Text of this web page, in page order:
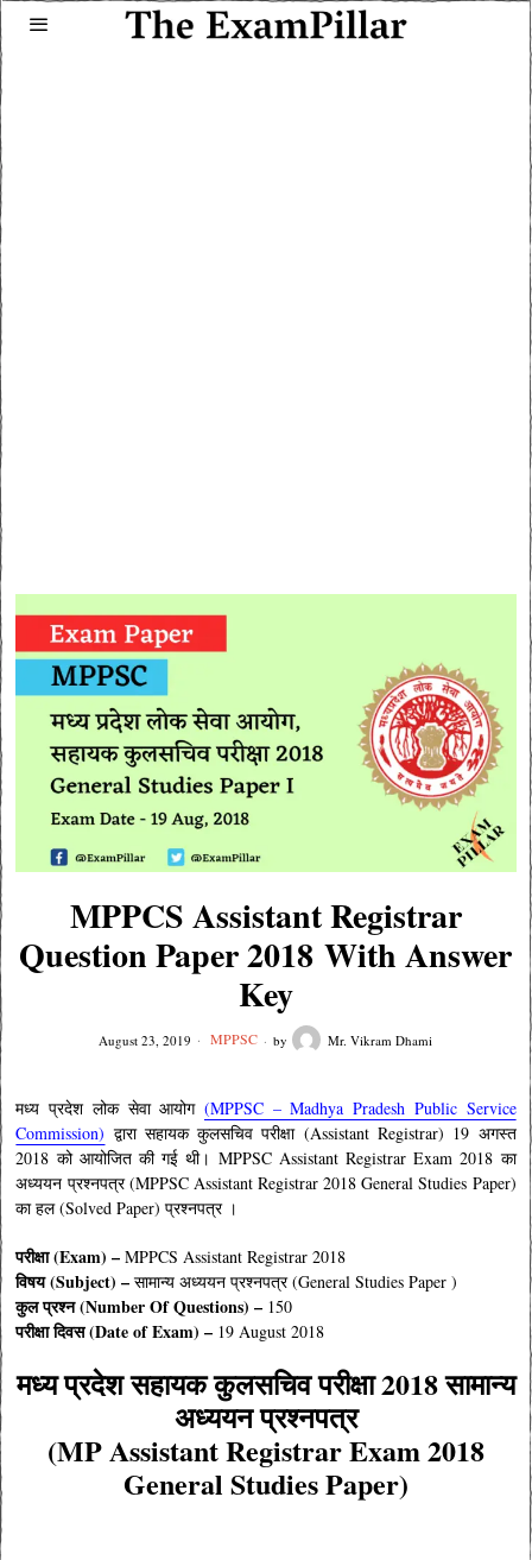
MPPCS Assistant Registrar
Question Paper 2018 With Answer
Key
August 23, 2019 MPPSC by Mr. Vikram Dhami
मध्य प्रदेश लोक सेवा आयोग (MPPSC – Madhya Pradesh Public Service
Commission) द्वारा सहायक कुलसचिव परीक्षा (Assistant Registrar) 19 अगस्त
2018 को आयोजित की गई थी। MPPSC Assistant Registrar Exam 2018 का
अध्ययन प्रश्नपत्र (MPPSC Assistant Registrar 2018 General Studies Paper)
का हल (Solved Paper) प्रश्नपत्र ।
परीक्षा (Exam) –MPPCS Assistant Registrar 2018
विषय (Subject) –सामान्य अध्ययन प्रश्नपत्र (General Studies Paper )
कुल प्रश्न (Number Of Questions) – 150
परीक्षा दिवस (Date of Exam) – 19 August 2018
मध्य प्रदेशसहायक कुलसचिवपरीक्षा 2018 सामान्य
अध्ययन प्रश्नपत्र
(MPAssistant RegistrarExam 2018
General Studies Paper)